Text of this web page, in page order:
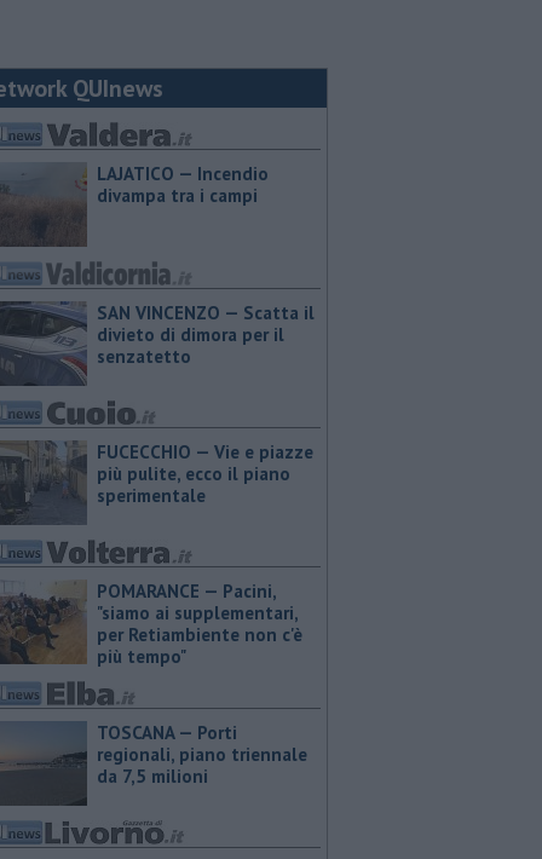
QUInews
LAJATICO — Incendio
divampa tra i campi
SAN VINCENZO — Scatta il
divieto di dimora per il
senzatetto
FUCECCHIO — Vie e piazze
più pulite, ecco il piano
sperimentale
POMARANCE — Pacini,
"siamo ai supplementari,
per Retiambiente non c'è
più tempo"
TOSCANA — Porti
regionali, piano triennale
da 7,5 milioni